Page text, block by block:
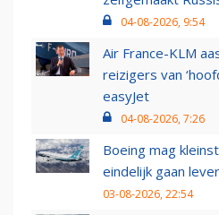
04-08-2026, 9:54
Air France-KLM
reizigers van
easyJet
04-08-2026, 7:26
Boeing mag
eindelijk gaan
03-08-2026, 22:54